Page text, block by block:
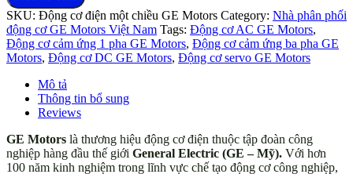
GE
Motors
–
KinaMatic
hãng
USA
quantity
SKU: Động cơ điện một chiều GE Motors Category: Nhà phân phối
động cơ GE Motors Việt Nam Tags: Động cơ AC GE Motors,
Động cơ cảm ứng 1 pha GE Motors, Động cơ cảm ứng ba pha GE
Motors, Động cơ DC GE Motors, Động cơ servo GE Motors
Mô tả
Thông tin bổ sung
Reviews
GE Motors là thương hiệu động cơ điện thuộc tập đoàn công
nghiệp hàng đầu thế giới General Electric (GE – Mỹ). Với hơn
100 năm kinh nghiệm trong lĩnh vực chế tạo động cơ công nghiệp,